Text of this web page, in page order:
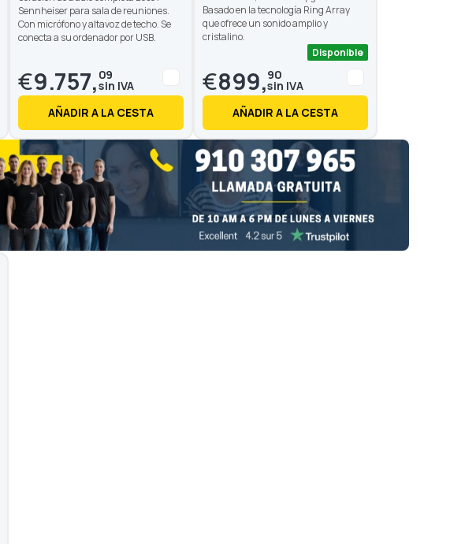
Sennheiser para sala de reuniones.
Con micrófono y altavoz de techo. Se
conecta a su ordenador por USB.
€9.757, 09
AÑADIR A LA CESTA
Basado en la tecnología Ring Array
que ofrece un sonido amplio y
cristalino.
Disponible
€899,90
AÑADIR A LA CESTA